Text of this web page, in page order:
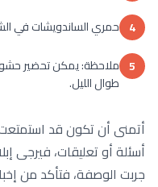
4 حمري الساندويشات في
5 ملاحظة: يمكن تحضير
طوال الليل.
أتمنى أن تكون قد
أسئلة أو تعليقات، فيرجى
جربت الوصفة، فتأكد من